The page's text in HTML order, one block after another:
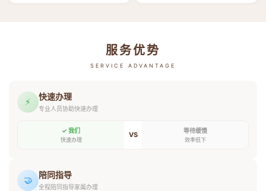
服务优势
SERVICE ADVANTAGE
⚡ 快速办理
专业人员协助快速办理
✓ 我们
快速办理
VS 等待缓慢
效率低下
🤝 陪同指导
全程陪同指导家属办理